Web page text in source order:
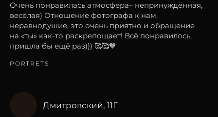
Очень понравилась атмосфера– непринуждённая,
весёлая) Отношение фотографа к нам,
неравнодушие, это очень приятно и обращение
на «ты» как-то раскрепощает! Всё понравилось,
пришла бы ещё раз))) 🥰🥰🧡
PORTRETS
Дмитровский, 11Г